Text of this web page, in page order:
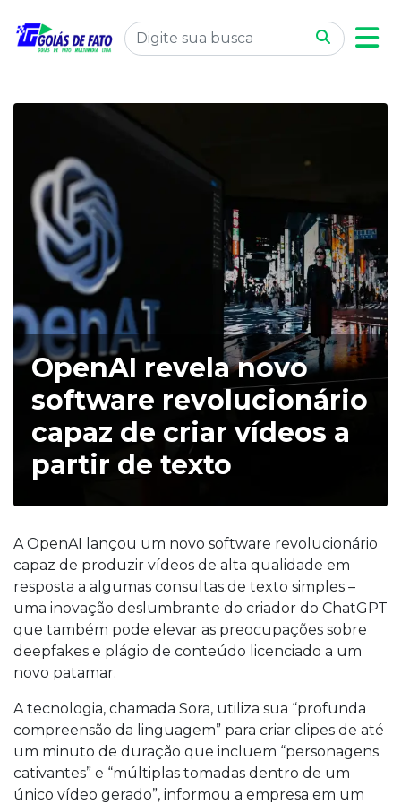
OpenAI revela novo
software revolucionário
capaz de criar vídeos a
partir de texto
A OpenAI lançou um novo software revolucionário
capaz de produzir vídeos de alta qualidade em
resposta a algumas consultas de texto simples –
uma inovação deslumbrante do criador do ChatGPT
que também pode elevar as preocupações sobre
deepfakes e plágio de conteúdo licenciado a um
novo patamar.
A tecnologia, chamada Sora, utiliza sua “profunda
compreensão da linguagem” para criar clipes de até
um minuto de duração que incluem “personagens
cativantes” e “múltiplas tomadas dentro de um
único vídeo gerado”, informou a empresa em um